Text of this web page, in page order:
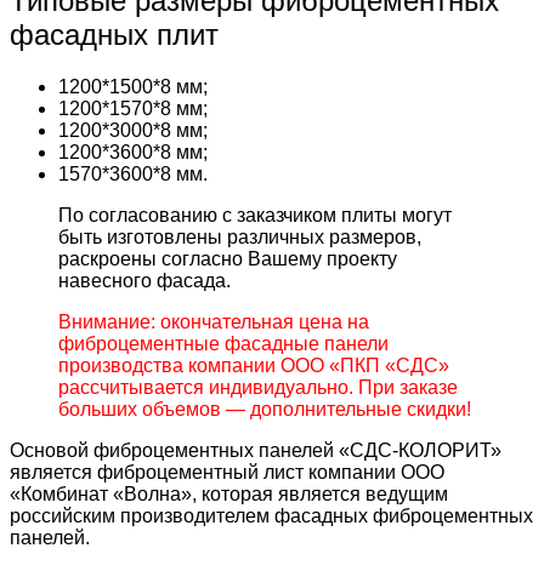
фасадных плит
1200*1500*8 мм;
1200*1570*8 мм;
1200*3000*8 мм;
1200*3600*8 мм;
1570*3600*8 мм.
По согласованию с заказчиком плиты могут
быть изготовлены различных размеров,
раскроены согласно Вашему проекту
навесного фасада.
Внимание: окончательная цена на
фиброцементные фасадные панели
производства компании ООО «ПКП «СДС»
рассчитывается индивидуально. При заказе
больших объемов — дополнительные скидки!
Основой фиброцементных панелей «СДС-КОЛОРИТ»
является фиброцементный лист компании ООО
«Комбинат «Волна», которая является ведущим
российским производителем фасадных фиброцементных
панелей.